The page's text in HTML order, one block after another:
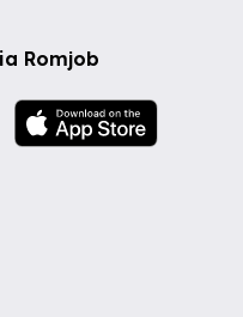
Romjob